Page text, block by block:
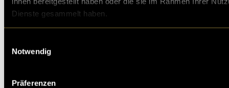
Dienste gesammelt haben.
Notwendig
Präferenzen